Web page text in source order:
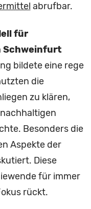
abrufbar.
für
Schweinfurt
bildete eine rege
die
zu klären,
Besonders die
Aspekte der
Diese
für immer
rückt.